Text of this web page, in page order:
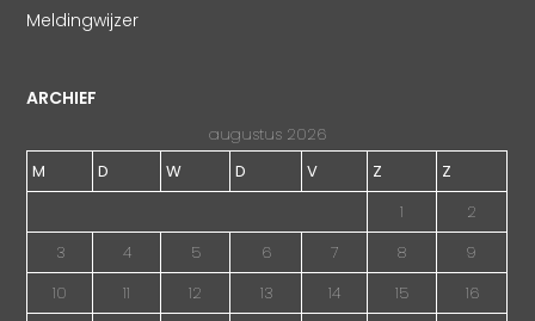
Meldingwijzer
ARCHIEF
augustus 2026
M
D W D V Z
Z
1
2
3
4 5 6 7 8
9
10
11 12 13 14 15
16